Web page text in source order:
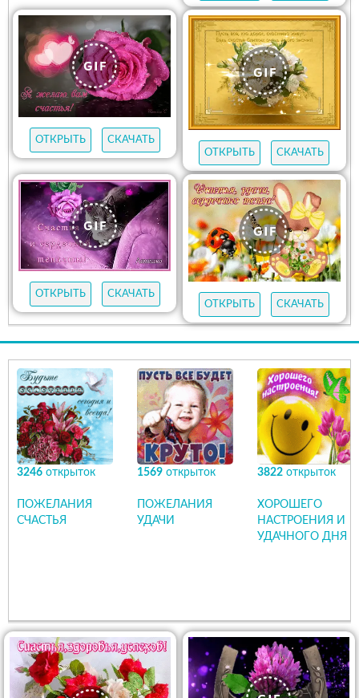
ОТКРЫТЬ
СКАЧАТЬ
ОТКРЫТЬ
СКАЧАТЬ
ОТКРЫТЬ
СКАЧАТЬ
ОТКРЫТЬ
СКАЧАТЬ
3246 открыток
ПОЖЕЛАНИЯ
СЧАСТЬЯ
1569 открыток
ПОЖЕЛАНИЯ
УДАЧИ
3822 открыток
ХОРОШЕГО
НАСТРОЕНИЯ И
УДАЧНОГО ДНЯ